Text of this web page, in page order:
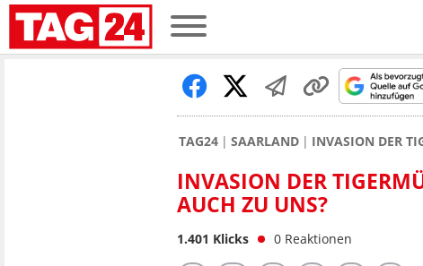
TAG24 SAARLAND INVASION DER
INVASION DER
AUCH ZU UNS?
1.401 Klicks 0 Reaktionen